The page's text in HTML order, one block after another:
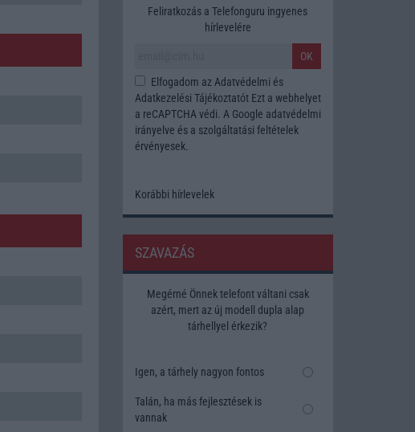
Feliratkozás a Telefonguru ingyenes
hírlevelére
OK
Elfogadom az Adatvédelmi és
Adatkezelési TájékoztatótEzt a webhelyet
a reCAPTCHA védi. A Google adatvédelmi
irányelve és a szolgáltatási feltételek
érvényesek.
Korábbi hírlevelek
SZAVAZÁS
Megérné Önnek telefont váltani csak
azért, mert az új modell dupla alap
tárhellyel érkezik?
Igen, a tárhely nagyon fontos
Talán, ha más fejlesztések is
vannak